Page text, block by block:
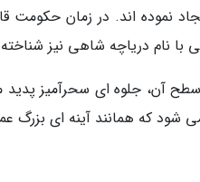
نموده اند. در زمان حکومت
با نام دریاچه شاهی نیز
آن، جلوه ای سحرآمیز پدید
که همانند آینه ای بزرگ